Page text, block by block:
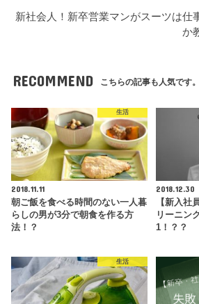
新社会人！新卒営業マンがスーツは仕
か
RECOMMEND こちらの記事も人気です。
生活
2018.11.11
朝ご飯を食べる時間のない一人暮
らしの男が3分で朝食を作る方
法！？
2018.12.30
【新入社
リーニン
1！？？
生活